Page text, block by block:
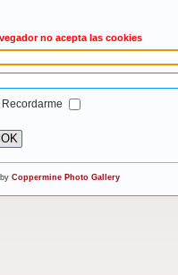
no acepta las cookies
Recordarme
OK
Coppermine Photo Gallery